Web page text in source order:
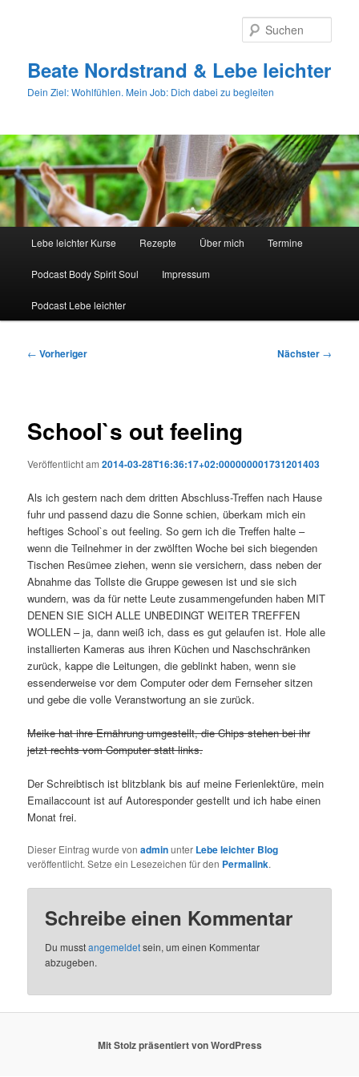
Beate Nordstrand & Lebe leichter
Dein Ziel: Wohlfühlen. Mein Job: Dich dabei zu begleiten
Lebe leichter Kurse Rezepte Über mich Termine
Podcast Body Spirit Soul Impressum
Podcast Lebe leichter
Beitragsnavigation
← Vorheriger Nächster →
School`s out feeling
Veröffentlicht am2014-03-28T16:36:17+02:000000001731201403
Als ich gestern nach dem dritten Abschluss-Treffen nach Hause
fuhr und passend dazu die Sonne schien, überkam mich ein
heftiges School`s out feeling. So gern ich die Treffen halte –
wenn die Teilnehmer in der zwölften Woche bei sich biegenden
Tischen Resümee ziehen, wenn sie versichern, dass neben der
Abnahme das Tollste die Gruppe gewesen ist und sie sich
wundern, was da für nette Leute zusammengefunden haben MIT
DENEN SIE SICH ALLE UNBEDINGT WEITER TREFFEN
WOLLEN – ja, dann weiß ich, dass es gut gelaufen ist. Hole alle
installierten Kameras aus ihren Küchen und Naschschränken
zurück, kappe die Leitungen, die geblinkt haben, wenn sie
essenderweise vor dem Computer oder dem Fernseher sitzen
und gebe die volle Veranstwortung an sie zurück.
Meike hat ihre Ernährung umgestellt, die Chips stehen bei ihr
jetzt rechts vom Computer statt links.
Der Schreibtisch ist blitzblank bis auf meine Ferienlektüre, mein
Emailaccount ist auf Autoresponder gestellt und ich habe einen
Monat frei.
Dieser Eintrag wurde vonadminunter Lebe leichter Blog
veröffentlicht. Setze ein Lesezeichen für den Permalink.
Schreibe einen Kommentar
Du musstangemeldetsein, um einen Kommentar
abzugeben.
Mit Stolz präsentiert von WordPress